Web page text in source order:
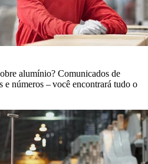
alumínio? Comunicados de
e números – você encontrará tudo o